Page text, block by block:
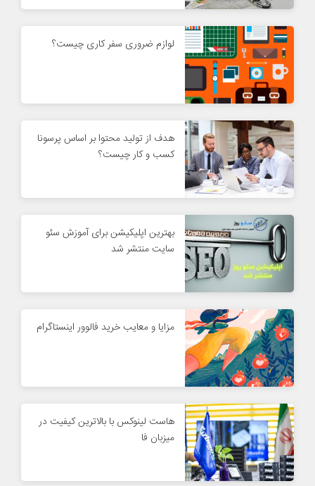
لوازم ضروری سفر کاری چیست؟
هدف از تولید محتوا بر اساس پرسونا
کسب و کار چیست؟
بهترین اپلیکیشن برای آموزش سئو
سایت منتشر شد
مزایا و معایب خرید فالوور اینستاگرام
هاست لینوکس با بالاترین کیفیت در
میزبان فا